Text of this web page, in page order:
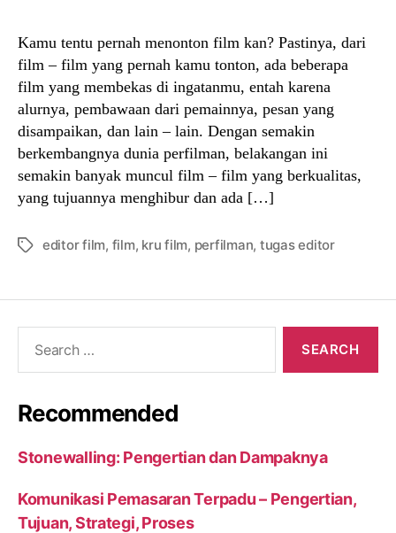
Kamu tentu pernah menonton film kan? Pastinya, dari
film – film yang pernah kamu tonton, ada beberapa
film yang membekas di ingatanmu, entah karena
alurnya, pembawaan dari pemainnya, pesan yang
disampaikan, dan lain – lain. Dengan semakin
berkembangnya dunia perfilman, belakangan ini
semakin banyak muncul film – film yang berkualitas,
yang tujuannya menghibur dan ada […]
Tagseditor film, film, kru film, perfilman, tugas editor
Recommended
Stonewalling: Pengertian dan Dampaknya
Komunikasi Pemasaran Terpadu – Pengertian,
Tujuan, Strategi, Proses